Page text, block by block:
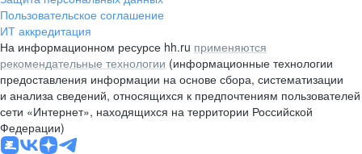
Пользовательское соглашение
ИТ аккредитация
На информационном ресурсе hh.ru применяются
рекомендательные технологии (информационные технологии
предоставления информации на основе сбора, систематизации
и анализа сведений, относящихся к предпочтениям пользователей
сети «Интернет», находящихся на территории Российской
Федерации)